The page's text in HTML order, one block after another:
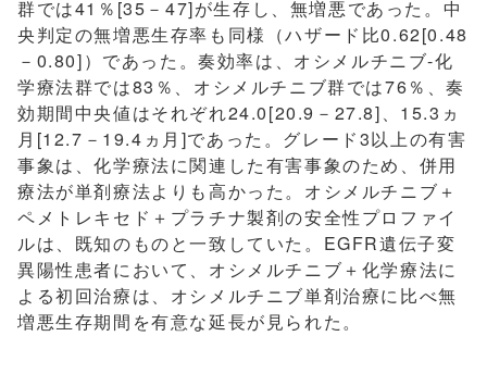
群では41％[35－47]が生存し、無増悪であった。中
央判定の無増悪生存率も同様（ハザード比0.62[0.48
－0.80]）であった。奏効率は、オシメルチニブ-化
学療法群では83％、オシメルチニブ群では76％、奏
効期間中央値はそれぞれ24.0[20.9－27.8]、15.3ヵ
月[12.7－19.4ヵ月]であった。グレード3以上の有害
事象は、化学療法に関連した有害事象のため、併用
療法が単剤療法よりも高かった。オシメルチニブ＋
ペメトレキセド＋プラチナ製剤の安全性プロファイ
ルは、既知のものと一致していた。EGFR遺伝子変
異陽性患者において、オシメルチニブ＋化学療法に
よる初回治療は、オシメルチニブ単剤治療に比べ無
増悪生存期間を有意な延長が見られた。